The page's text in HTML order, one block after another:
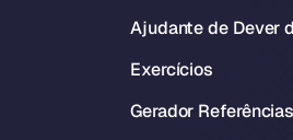
Ajudante de Dever
Exercícios
Gerador